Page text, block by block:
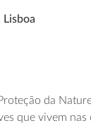
Lisboa
da
que vivem nas